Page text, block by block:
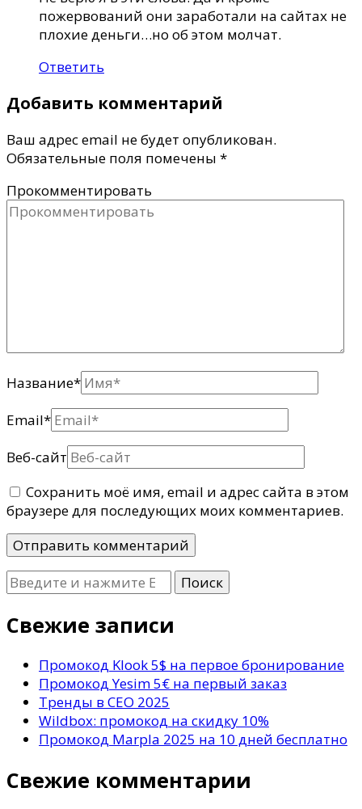
пожервований они заработали на сайтах не
плохие деньги…но об этом молчат.
Ответить
Добавить комментарий
Ваш адрес email не будет опубликован.
Обязательные поля помечены *
Прокомментировать
Название*
Email*
Веб-сайт
Сохранить моё имя, email и адрес сайта в этом
браузере для последующих моих комментариев.
Ищите
что-
то?
Свежие записи
Промокод Klook 5$ на первое бронирование
Промокод Yesim 5€ на первый заказ
Тренды в СЕО 2025
Wildbox: промокод на скидку 10%
Промокод Marpla 2025 на 10 дней бесплатно
Свежие комментарии